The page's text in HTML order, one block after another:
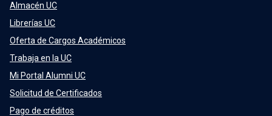
Almacén UC
Librerías UC
Oferta de Cargos Académicos
Trabaja en la UC
Mi Portal Alumni UC
Solicitud de Certificados
Pago de créditos